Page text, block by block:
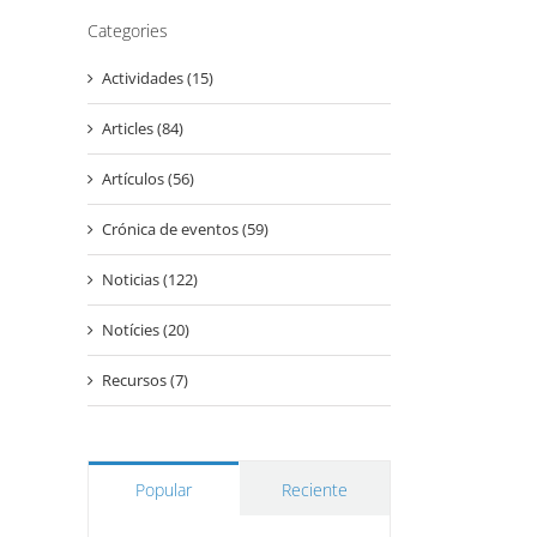
Categories
Actividades (15)
Articles (84)
Artículos (56)
Crónica de eventos (59)
Noticias (122)
Notícies (20)
Recursos (7)
Popular Reciente